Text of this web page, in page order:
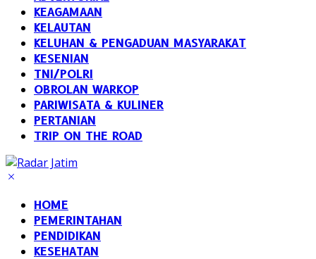
KEAGAMAAN
KELAUTAN
KELUHAN & PENGADUAN MASYARAKAT
KESENIAN
TNI/POLRI
OBROLAN WARKOP
PARIWISATA & KULINER
PERTANIAN
TRIP ON THE ROAD
HOME
PEMERINTAHAN
PENDIDIKAN
KESEHATAN